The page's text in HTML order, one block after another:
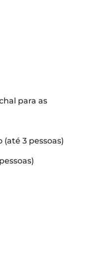
para as
3 pessoas)